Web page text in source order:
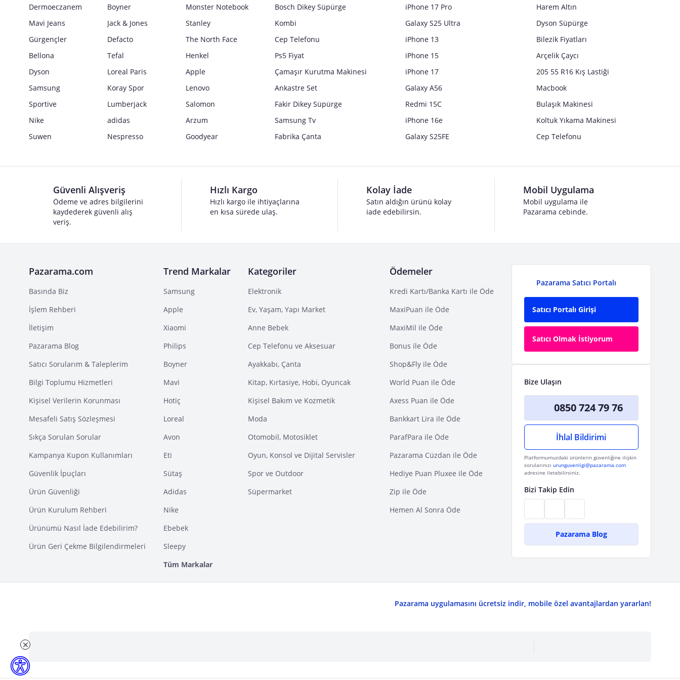
Dermoeczanem
Boyner
Monster Notebook
Mavi Jeans
Jack & Jones
Stanley
Gürgençler
Defacto
The North Face
Bellona
Tefal
Henkel
Dyson
Loreal Paris
Apple
Samsung
Koray Spor
Lenovo
Sportive
Lumberjack
Salomon
Nike
adidas
Arzum
Suwen
Nespresso Goodyear
Bosch Dikey Süpürge
Kombi
Cep Telefonu
Ps5 Fiyat
Çamaşır Kurutma Makinesi
Ankastre Set
Fakir Dikey Süpürge
Samsung Tv
Fabrika Çanta
iPhone 17 Pro
Galaxy S25 Ultra
iPhone 13
iPhone 15
iPhone 17
Galaxy A56
Redmi 15C
iPhone 16e
Galaxy S25FE
Harem Altın
Dyson Süpürge
Bilezik Fiyatları
Arçelik Çaycı
205 55 R16 Kış Lastiği
Macbook
Bulaşık Makinesi
Koltuk Yıkama Makinesi
Cep Telefonu
Güvenli Alışveriş
Ödeme ve adres bilgilerini
kaydederek güvenli alış
veriş.
Hızlı Kargo
Hızlı kargo ile ihtiyaçlarına
en kısa sürede ulaş.
Kolay İade
Satın aldığın ürünü kolay
iade edebilirsin.
Mobil Uygulama
Mobil uygulama ile
Pazarama cebinde.
Pazarama.com
Basında Biz
İşlem Rehberi
İletişim
Pazarama Blog
Satıcı Sorularım & Taleplerim
Bilgi Toplumu Hizmetleri
Kişisel Verilerin Korunması
Mesafeli Satış Sözleşmesi
Sıkça Sorulan Sorular
Kampanya Kupon Kullanımları
Güvenlik İpuçları
Ürün Güvenliği
Ürün Kurulum Rehberi
Ürünümü Nasıl İade Edebilirim?
Ürün Geri Çekme Bilgilendirmeleri
Trend Markalar
Samsung
Apple
Xiaomi
Philips
Boyner
Mavi
Hotiç
Loreal
Avon
Eti
Sütaş
Adidas
Nike
Ebebek
Sleepy
Tüm Markalar
Kategoriler
Elektronik
Ev, Yaşam, Yapı Market
Anne Bebek
Cep Telefonu ve Aksesuar
Ayakkabı, Çanta
Kitap, Kırtasiye, Hobi, Oyuncak
Kişisel Bakım ve Kozmetik
Moda
Otomobil, Motosiklet
Oyun, Konsol ve Dijital Servisler
Spor ve Outdoor
Süpermarket
Ödemeler
Kredi Kartı/Banka Kartı ile Öde
MaxiPuan ile Öde
MaxiMil ile Öde
Bonus ile Öde
Shop&Fly ile Öde
World Puan ile Öde
Axess Puan ile Öde
Bankkart Lira ile Öde
ParafPara ile Öde
Pazarama Cüzdan ile Öde
Hediye Puan Pluxee ile Öde
Zip ile Öde
Hemen Al Sonra Öde
Pazarama Satıcı Portalı
Satıcı Portalı Girişi
Satıcı Olmak İstiyorum
Bize Ulaşın
0850 724 79 76
İhlal Bildirimi
Platformumuzdaki ürünlerin güvenliğine ilişkin
sorularınızı urunguvenligi@pazarama.com
adresine iletebilirsiniz.
Bizi Takip Edin
Pazarama Blog
Pazarama uygulamasını ücretsiz indir, mobile özel avantajlardan yararlan!